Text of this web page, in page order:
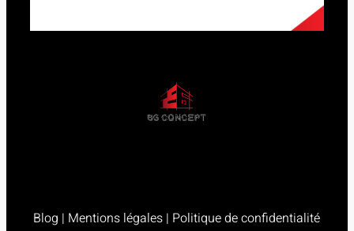
Blog | Mentions légales| Politique de confidentialité